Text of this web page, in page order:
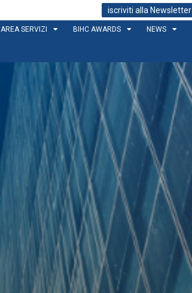
iscriviti alla Newsletter
AREA SERVIZI BIHC AWARDS NEWS